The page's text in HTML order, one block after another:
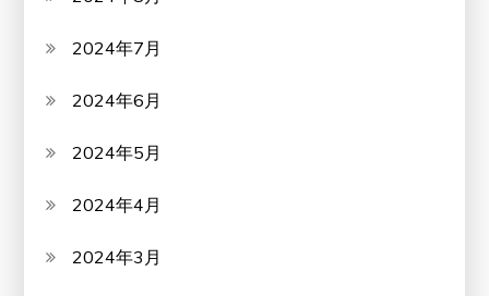
2024年7月
2024年6月
2024年5月
2024年4月
2024年3月